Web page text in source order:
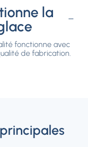
la
fonctionne avec
de fabrication.